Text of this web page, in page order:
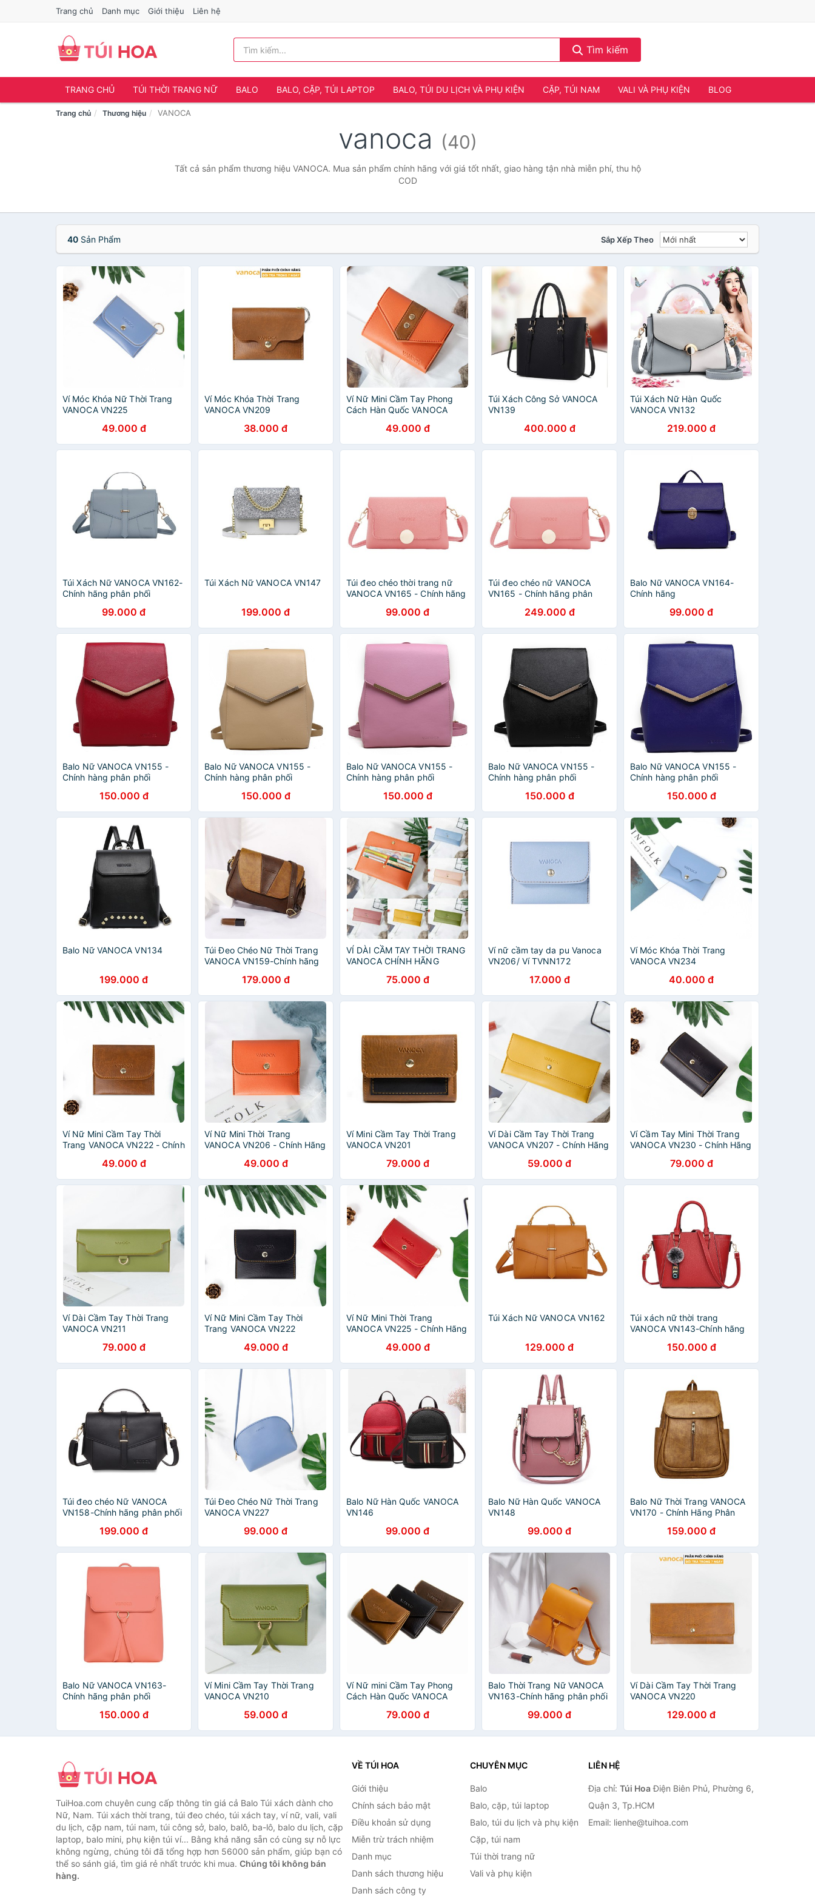
Trang chủ Danh mục Giới thiệu Liên hệ
Tìm kiếm
TRANG CHỦ TÚI THỜI TRANG NỮ BALO BALO, CẶP, TÚI LAPTOP BALO, TÚI DU LỊCH VÀ PHỤ KIỆN CẶP, TÚI NAM VALI VÀ PHỤ KIỆN BLOG
Trang chủ Thương hiệu VANOCA
vanoca (40)
Tất cả sản phẩm thương hiệu VANOCA. Mua sản phẩm chính hãng với giá tốt nhất, giao hàng tận nhà miễn phí, thu hộ
COD
40 Sản Phẩm Sắp Xếp Theo
Ví Móc Khóa Nữ Thời Trang
VANOCA VN225
49.000 đ
Ví Móc Khóa Thời Trang
VANOCA VN209
38.000 đ
Ví Nữ Mini Cầm Tay Phong
Cách Hàn Quốc VANOCA
49.000 đ
Túi Xách Công Sở VANOCA
VN139
400.000 đ
Túi Xách Nữ Hàn Quốc
VANOCA VN132
219.000 đ
Túi Xách Nữ VANOCA VN162-
Chính hãng phân phối
99.000 đ
Túi Xách Nữ VANOCA VN147
199.000 đ
Túi đeo chéo thời trang nữ
VANOCA VN165 - Chính hãng
99.000 đ
Túi đeo chéo nữ VANOCA
VN165 - Chính hãng phân
249.000 đ
Balo Nữ VANOCA VN164-
Chính hãng
99.000 đ
Balo Nữ VANOCA VN155 -
Chính hàng phân phối
150.000 đ
Balo Nữ VANOCA VN155 -
Chính hàng phân phối
150.000 đ
Balo Nữ VANOCA VN155 -
Chính hàng phân phối
150.000 đ
Balo Nữ VANOCA VN155 -
Chính hàng phân phối
150.000 đ
Balo Nữ VANOCA VN155 -
Chính hàng phân phối
150.000 đ
Balo Nữ VANOCA VN134
199.000 đ
Túi Đeo Chéo Nữ Thời Trang
VANOCA VN159-Chính hãng
179.000 đ
VÍ DÀI CẦM TAY THỜI TRANG
VANOCA CHÍNH HÃNG
75.000 đ
Ví nữ cầm tay da pu Vanoca
VN206/ Ví TVNN172
17.000 đ
Ví Móc Khóa Thời Trang
VANOCA VN234
40.000 đ
Ví Nữ Mini Cầm Tay Thời
Trang VANOCA VN222 - Chính
49.000 đ
Ví Nữ Mini Thời Trang
VANOCA VN206 - Chính Hãng
49.000 đ
Ví Mini Cầm Tay Thời Trang
VANOCA VN201
79.000 đ
Ví Dài Cầm Tay Thời Trang
VANOCA VN207 - Chính Hãng
59.000 đ
Ví Cầm Tay Mini Thời Trang
VANOCA VN230 - Chính Hãng
79.000 đ
Ví Dài Cầm Tay Thời Trang
VANOCA VN211
79.000 đ
Ví Nữ Mini Cầm Tay Thời
Trang VANOCA VN222
49.000 đ
Ví Nữ Mini Thời Trang
VANOCA VN225 - Chính Hãng
49.000 đ
Túi Xách Nữ VANOCA VN162
129.000 đ
Túi xách nữ thời trang
VANOCA VN143-Chính hãng
150.000 đ
Túi đeo chéo Nữ VANOCA
VN158-Chính hãng phân phối
199.000 đ
Túi Đeo Chéo Nữ Thời Trang
VANOCA VN227
99.000 đ
Balo Nữ Hàn Quốc VANOCA
VN146
99.000 đ
Balo Nữ Hàn Quốc VANOCA
VN148
99.000 đ
Balo Nữ Thời Trang VANOCA
VN170 - Chính Hãng Phân
159.000 đ
Balo Nữ VANOCA VN163-
Chính hãng phân phối
150.000 đ
Ví Mini Cầm Tay Thời Trang
VANOCA VN210
59.000 đ
Ví Nữ mini Cầm Tay Phong
Cách Hàn Quốc VANOCA
79.000 đ
Balo Thời Trang Nữ VANOCA
VN163-Chính hãng phân phối
99.000 đ
Ví Dài Cầm Tay Thời Trang
VANOCA VN220
129.000 đ
TuiHoa.com chuyên cung cấp thông tin giá cả Balo Túi xách dành cho
Nữ, Nam. Túi xách thời trang, túi đeo chéo, túi xách tay, ví nữ, vali, vali
du lịch, cặp nam, túi nam, túi công sở, balo, balô, ba-lô, balo du lịch, cặp
laptop, balo mini, phụ kiện túi ví... Bằng khả năng sẵn có cùng sự nỗ lực
không ngừng, chúng tôi đã tổng hợp hơn 56000 sản phẩm, giúp bạn có
thể so sánh giá, tìm giá rẻ nhất trước khi mua. Chúng tôi không bán
hàng.
VỀ TÚI HOA
Giới thiệu
Chính sách bảo mật
Điều khoản sử dụng
Miễn trừ trách nhiệm
Danh mục
Danh sách thương hiệu
Danh sách công ty
CHUYÊN MỤC
Balo
Balo, cặp, túi laptop
Balo, túi du lịch và phụ kiện
Cặp, túi nam
Túi thời trang nữ
Vali và phụ kiện
LIÊN HỆ
Địa chỉ: Túi HoaĐiện Biên Phủ, Phường 6,
Quận 3, Tp.HCM
Email: lienhe@tuihoa.com